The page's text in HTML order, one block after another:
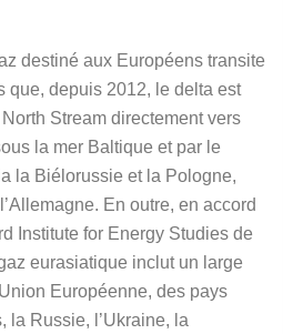
destiné aux Européens transite
que, depuis 2012, le delta est
Stream directement vers
la mer Baltique et par le
la Biélorussie et la Pologne,
En outre, en accord
Institute for Energy Studies de
eurasiatique inclut un large
Européenne, des pays
la Russie, l’Ukraine, la